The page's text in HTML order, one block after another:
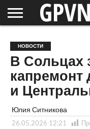
ОБЛАСТЬ
НОВОСТИ
СОСЕДЕЙ
РОССИЯ
/ МИР
СПЕЦПРОЕКТЫ
БЛОГ
СТАТЬИ
ФОТОРЕПОРТАЖИ
ИНТЕРВЬЮ
ОБЪЕКТЫ
ПОДБОРКИ
НОВОСТИ
В Сольцах
капремонт
и
Юлия Ситникова
26.05.2026 12:21